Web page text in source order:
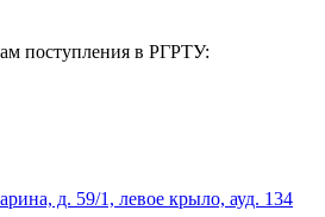
поступления в РГРТУ:
д. 59/1, левое крыло, ауд. 134